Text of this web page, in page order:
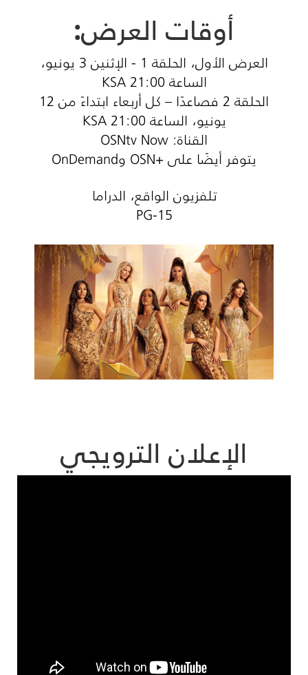
أوقات العرض:
العرض الأول، الحلقة 1 - الإثنين 3 يونيو،
الساعة 21:00 KSA
الحلقة 2 فصاعدًا – كل أربعاء ابتداءً من 12
يونيو، الساعة 21:00 KSA
القناة: OSNtv Now
يتوفر أيضًا على +OSN وOnDemand
تلفزيون الواقع، الدراما
PG-15
الإعلان الترويجي